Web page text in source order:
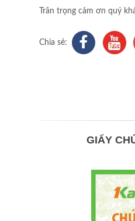
Trân trọng cảm ơn quý
Chia sẻ:
GIẤY